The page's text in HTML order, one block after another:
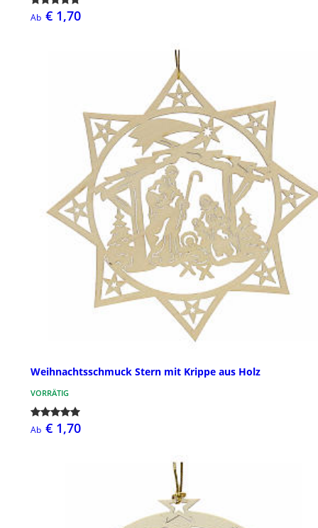
Ab € 1,70
Weihnachtsschmuck Stern mit Krippe aus Holz
VORRÄTIG
Ab € 1,70